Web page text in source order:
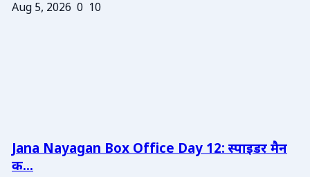
Aug 5, 2026 0 10
Jana Nayagan Box Office Day 12: स्पाइडर मैन
क...